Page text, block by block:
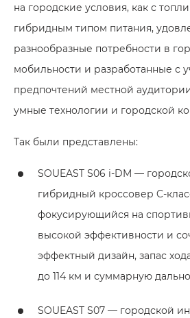
на городские условия, как с
гибридным типом питания,
разнообразные потребности в
мобильности и разработанные с
предпочтений местной
умные технологии и городской
Так были представлены:
SOUEAST S06 i-DM —
гибридный кроссовер C-
фокусирующийся на
высокой эффективности и
эффектный дизайн, запас
до 114 км и суммарную
SOUEAST S07 — городской